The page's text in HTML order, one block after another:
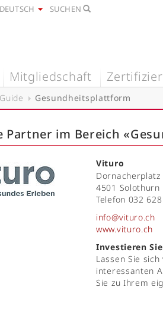
DEUTSCH SUCHEN
Mitgliedschaft
Gesundheitsplattform
Partner im Bereich
Vituro
Dornacherplatz
4501 Solothurn
Telefon 032
info@vituro.ch
www.vituro.ch
Investieren
Lassen Sie
interessanten
Sie zu Ihrem